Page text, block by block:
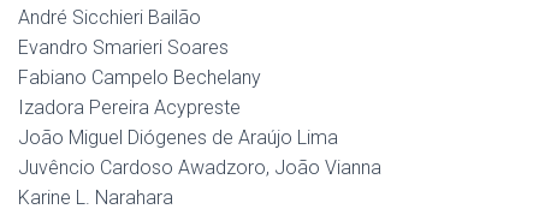
André Sicchieri Bailão
Evandro Smarieri Soares
Fabiano Campelo Bechelany
Izadora Pereira Acypreste
João Miguel Diógenes de Araújo Lima
Juvêncio Cardoso Awadzoro, João Vianna
Karine L. Narahara